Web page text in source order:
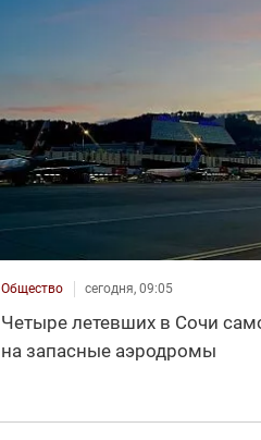
Общество сегодня, 09:05
Четыре летевших в Сочи
на запасные аэродромы